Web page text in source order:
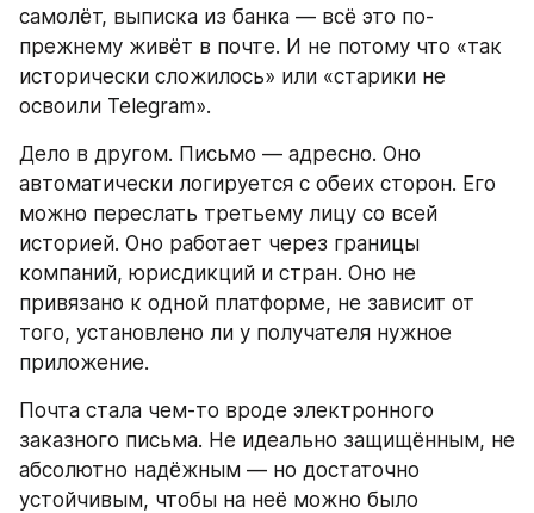
самолёт, выписка из банка — всё это по-
прежнему живёт в почте. И не потому что «так
исторически сложилось» или «старики не
освоили Telegram».
Дело в другом. Письмо — адресно. Оно
автоматически логируется с обеих сторон. Его
можно переслать третьему лицу со всей
историей. Оно работает через границы
компаний, юрисдикций и стран. Оно не
привязано к одной платформе, не зависит от
того, установлено ли у получателя нужное
приложение.
Почта стала чем-то вроде электронного
заказного письма. Не идеально защищённым, не
абсолютно надёжным — но достаточно
устойчивым, чтобы на неё можно было